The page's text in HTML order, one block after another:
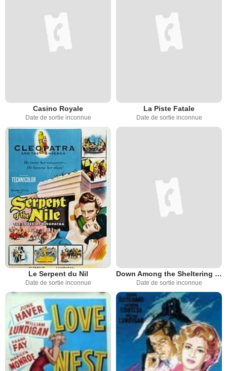
Casino Royale
Date de sortie inconnue
La Piste Fatale
Date de sortie inconnue
Le Serpent du Nil
Date de sortie inconnue
Down Among the Sheltering Palms
Date de sortie inconnue